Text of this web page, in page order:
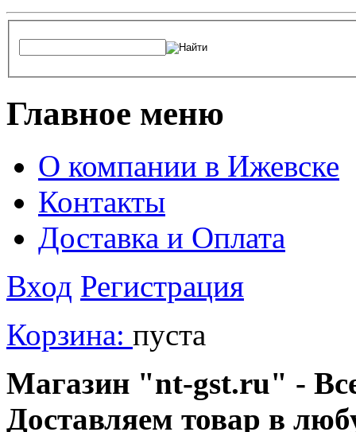
Главное меню
О компании в Ижевске
Контакты
Доставка и Оплата
Вход Регистрация
Корзина: пуста
Магазин "nt-gst.ru" -
Доставляем товар в